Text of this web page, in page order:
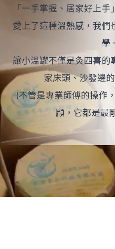
「一手掌握、居家好上
愛上了這種溫熱感，我們
學
讓小溫罐不僅是灸四喜的
家床頭、沙發邊
(不管是專業師傅的操作
顧，它都是最